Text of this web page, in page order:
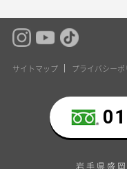
サイトマップ プライバシーポ